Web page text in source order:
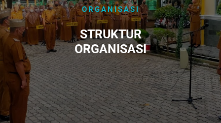
ORGANISASI
STRUKTUR
ORGANISASI